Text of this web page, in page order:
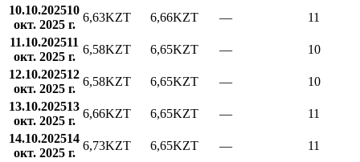
10.10.202510
окт. 2025 г.
6,63KZT 6,66KZT —
11
11.10.202511
окт. 2025 г.
6,58KZT 6,65KZT —
10
12.10.202512
окт. 2025 г.
6,58KZT 6,65KZT —
10
13.10.202513
окт. 2025 г.
6,66KZT 6,65KZT —
11
14.10.202514
окт. 2025 г.
6,73KZT 6,65KZT —
11